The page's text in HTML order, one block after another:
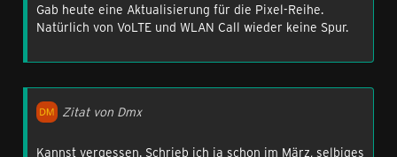
Gab heute eine Aktualisierung für die Pixel-Reihe.
Natürlich von VoLTE und WLAN Call wieder keine Spur.
Zitat von Dmx
Kannst vergessen. Schrieb ich ja schon im März, selbiges